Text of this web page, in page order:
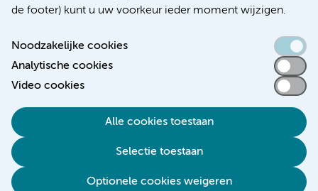
de footer) kunt u uw voorkeur ieder moment wijzigen.
Noodzakelijke cookies
Analytische cookies
Video cookies
Alle cookies toestaan
Selectie toestaan
Optionele cookies weigeren
Toegankelijkheidsverklaring
Responsible disclosure
Disclaimer